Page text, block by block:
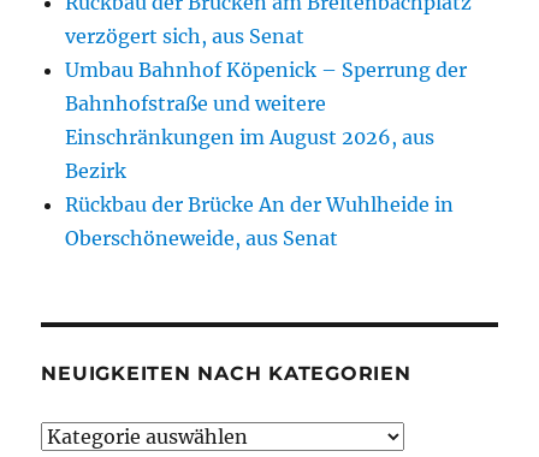
verzögert sich, aus Senat
Umbau Bahnhof Köpenick – Sperrung der
Bahnhofstraße und weitere
Einschränkungen im August 2026, aus
Bezirk
Rückbau der Brücke An der Wuhlheide in
Oberschöneweide, aus Senat
NEUIGKEITEN NACH KATEGORIEN
Neuigkeiten